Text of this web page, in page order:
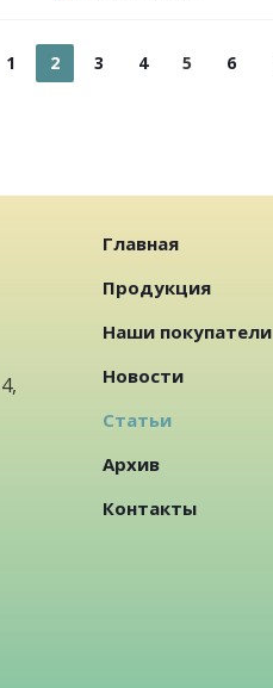
1 2 3 4 5 6
Главная
Продукция
Наши покупатели
Новости
Статьи
Архив
Контакты